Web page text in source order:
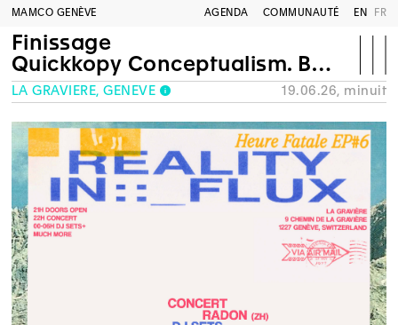
MAMCO GENÈVE AGENDA COMMUNAUTÉ EN FR
Finissage
Quickkopy Conceptualism. Bay Area Dada to Bay Area Punk
LA GRAVIÈRE, GENÈVE 19.06.26, minuit